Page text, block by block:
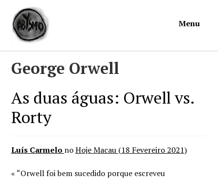
Ir
para
navegação
Saltar
para
conteúdo
Menu
Mymosa
Contactos
George Orwell
As duas águas: Orwell vs.
Rorty
Luís Carmelo noHoje Macau (18 Fevereiro 2021)
« “Orwell foi bem sucedido porque escreveu